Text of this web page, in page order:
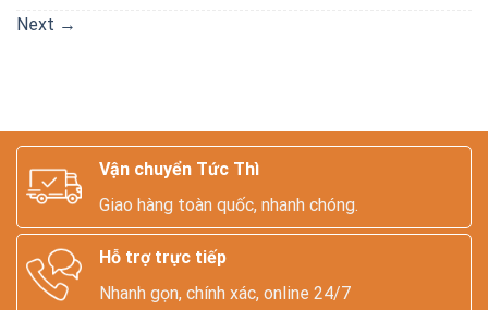
Next →
Vận chuyển Tức Thì
Giao hàng toàn quốc, nhanh chóng.
Hỗ trợ trực tiếp
Nhanh gọn, chính xác, online 24/7